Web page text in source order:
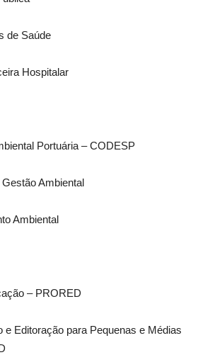
de Saúde
Hospitalar
Portuária – CODESP
Ambiental
Ambiental
– PRORED
e Editoração para Pequenas e Médias